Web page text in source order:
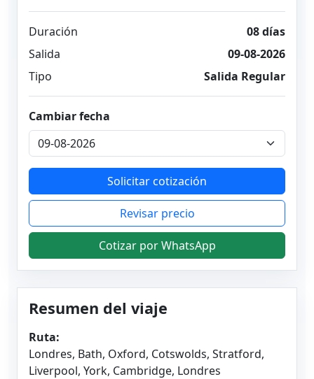
Resumen del viaje
Ruta:
Londres, Bath, Oxford, Cotswolds, Stratford,
Liverpool, York, Cambridge, Londres
Duración
08 días
Salida
09-08-2026
Tipo
Salida Regular
Cambiar fecha
Solicitar cotización
Revisar precio
Cotizar por WhatsApp